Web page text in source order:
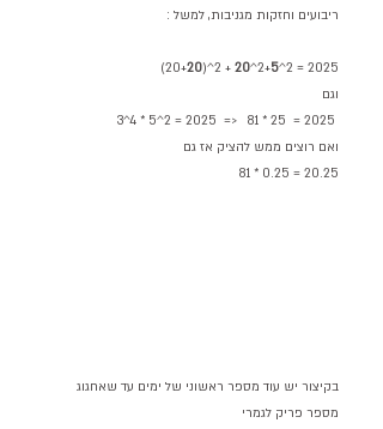
ריבועים וחזקות מגניבות, למשל :
(20+20)^2 + 20^2+5^2 = 2025
וגם
3^4 * 5^2 = 2025  =>   81 * 25  = 2025
ואם רוצים ממש להציק אז גם
81 * 0.25 = 20.25
בקיצור יש עוד מספר ראשוני של ימים עד שאחגוג
מספר פריק לגמרי